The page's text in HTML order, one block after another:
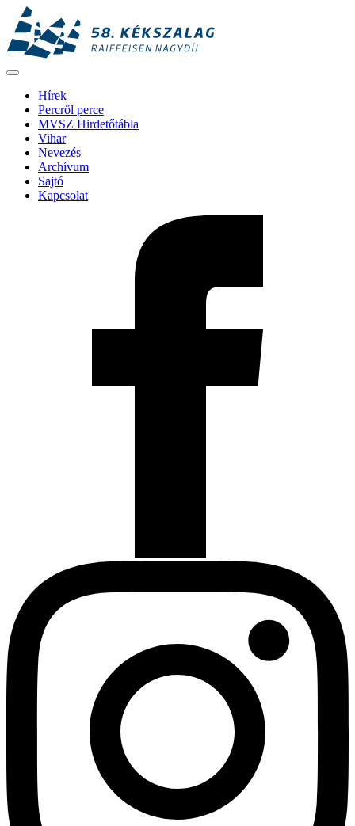
Hírek
Percről perce
MVSZ Hirdetőtábla
Vihar
Nevezés
Archívum
Sajtó
Kapcsolat